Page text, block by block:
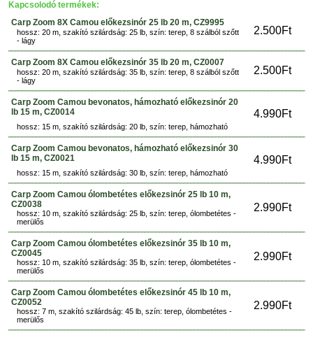
Kapcsolodó termékek:
Carp Zoom 8X Camou előkezsinór 25 lb 20 m, CZ9995
2.500Ft
hossz: 20 m, szakító szilárdság: 25 lb, szín: terep, 8 szálból szőtt
- lágy
Carp Zoom 8X Camou előkezsinór 35 lb 20 m, CZ0007
2.500Ft
hossz: 20 m, szakító szilárdság: 35 lb, szín: terep, 8 szálból szőtt
- lágy
Carp Zoom Camou bevonatos, hámozható előkezsinór 20
lb 15 m, CZ0014
4.990Ft
hossz: 15 m, szakító szilárdság: 20 lb, szín: terep, hámozható
Carp Zoom Camou bevonatos, hámozható előkezsinór 30
lb 15 m, CZ0021
4.990Ft
hossz: 15 m, szakító szilárdság: 30 lb, szín: terep, hámozható
Carp Zoom Camou ólombetétes előkezsinór 25 lb 10 m,
CZ0038
2.990Ft
hossz: 10 m, szakító szilárdság: 25 lb, szín: terep, ólombetétes -
merülős
Carp Zoom Camou ólombetétes előkezsinór 35 lb 10 m,
CZ0045
2.990Ft
hossz: 10 m, szakító szilárdság: 35 lb, szín: terep, ólombetétes -
merülős
Carp Zoom Camou ólombetétes előkezsinór 45 lb 10 m,
CZ0052
2.990Ft
hossz: 7 m, szakító szilárdság: 45 lb, szín: terep, ólombetétes -
merülős